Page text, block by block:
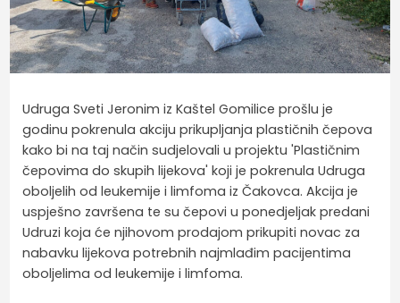
Udruga Sveti Jeronim iz Kaštel Gomilice prošlu je
godinu pokrenula akciju prikupljanja plastičnih čepova
kako bi na taj način sudjelovali u projektu 'Plastičnim
čepovima do skupih lijekova' koji je pokrenula Udruga
oboljelih od leukemije i limfoma iz Čakovca. Akcija je
uspješno završena te su čepovi u ponedjeljak predani
Udruzi koja će njihovom prodajom prikupiti novac za
nabavku lijekova potrebnih najmlađim pacijentima
oboljelima od leukemije i limfoma.